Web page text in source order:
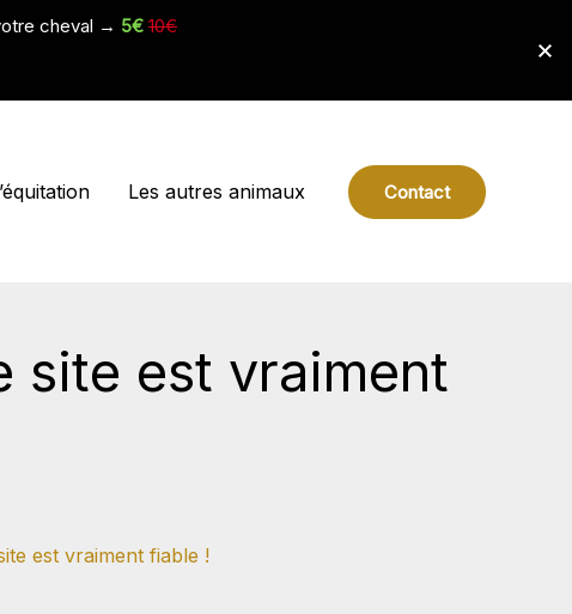
Les autres animaux Contact
site est vraiment
est vraiment fiable !
cheval → 5€ 10€